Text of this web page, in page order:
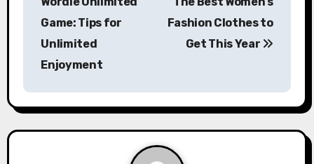
a
v
Game: Tips for
Unlimited
Enjoyment
Fashion Clothes to
Get This Year